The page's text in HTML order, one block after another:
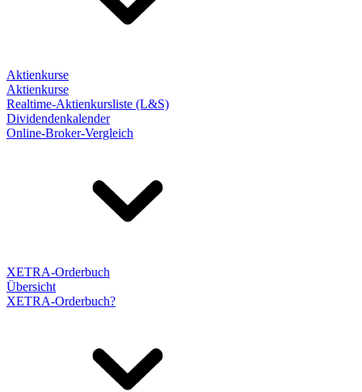
Aktienkurse
Aktienkurse
Realtime-Aktienkursliste (L&S)
Dividendenkalender
Online-Broker-Vergleich
XETRA-Orderbuch
Übersicht
XETRA-Orderbuch?